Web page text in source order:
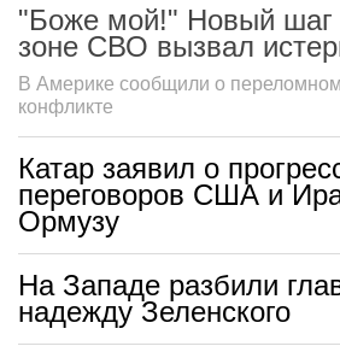
"Боже мой!" Новый шаг
зоне СВО вызвал
В Америке сообщили о
конфликте
Катар заявил о
переговоров США и
Ормузу
На Западе разбили
надежду Зеленского